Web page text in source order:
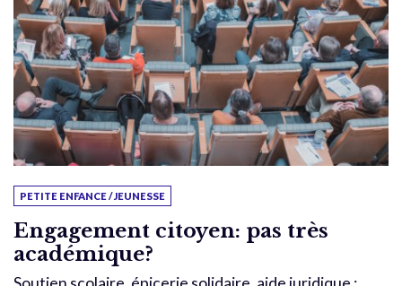
PETITE ENFANCE / JEUNESSE
Engagement citoyen: pas très
académique?